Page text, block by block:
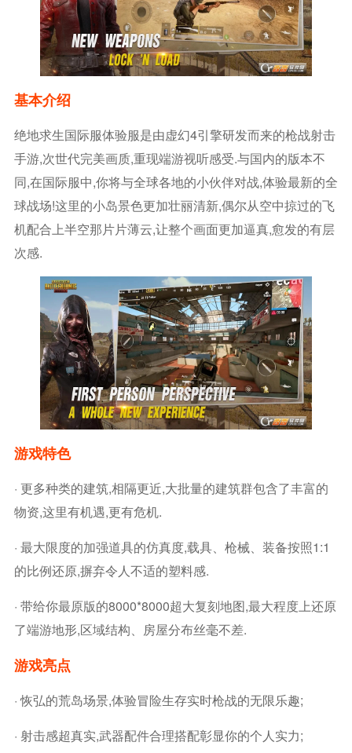
基本介绍
绝地求生国际服体验服是由虚幻4引擎研发而来的枪战射击
手游,次世代完美画质,重现端游视听感受.与国内的版本不
同,在国际服中,你将与全球各地的小伙伴对战,体验最新的全
球战场!这里的小岛景色更加壮丽清新,偶尔从空中掠过的飞
机配合上半空那片片薄云,让整个画面更加逼真,愈发的有层
次感.
游戏特色
· 更多种类的建筑,相隔更近,大批量的建筑群包含了丰富的
物资,这里有机遇,更有危机.
· 最大限度的加强道具的仿真度,载具、枪械、装备按照1:1
的比例还原,摒弃令人不适的塑料感.
· 带给你最原版的8000*8000超大复刻地图,最大程度上还原
了端游地形,区域结构、房屋分布丝毫不差.
游戏亮点
· 恢弘的荒岛场景,体验冒险生存实时枪战的无限乐趣;
· 射击感超真实,武器配件合理搭配彰显你的个人实力;